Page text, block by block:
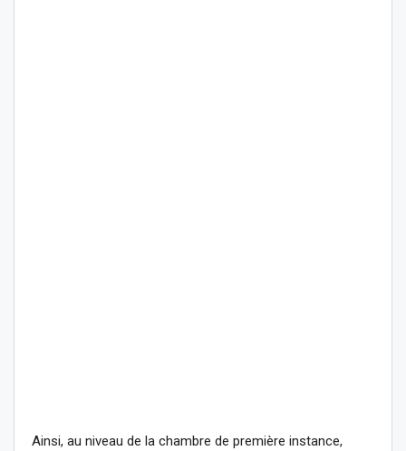
Ainsi, au niveau de la chambre de première instance,